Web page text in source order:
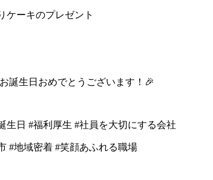
ケーキのプレゼント
誕生日おめでとうございます！🎉
生日 #福利厚生 #社員を大切にする会社
#地域密着 #笑顔あふれる職場